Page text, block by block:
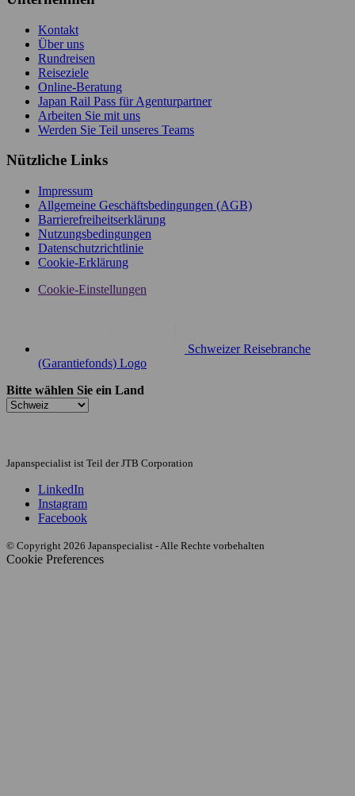
Kontakt
Über uns
Rundreisen
Reiseziele
Online-Beratung
Japan Rail Pass für Agenturpartner
Arbeiten Sie mit uns
Werden Sie Teil unseres Teams
Nützliche Links
Impressum
Allgemeine Geschäftsbedingungen (AGB)
Barrierefreiheitserklärung
Nutzungsbedingungen
Datenschutzrichtlinie
Cookie-Erklärung
Cookie-Einstellungen
Schweizer Reisebranche
(Garantiefonds) Logo
Bitte wählen Sie ein Land
Japanspecialist ist Teil der JTB Corporation
LinkedIn
Instagram
Facebook
© Copyright 2026 Japanspecialist - Alle Rechte vorbehalten
Cookie Preferences